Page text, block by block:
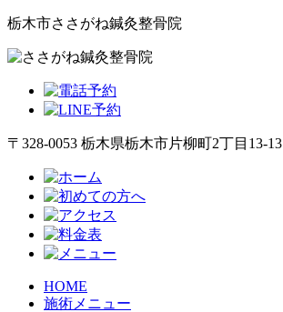
栃木市ささがね鍼灸整骨院
〒328-0053 栃木県栃木市片柳町2丁目13-13
HOME
施術メニュー